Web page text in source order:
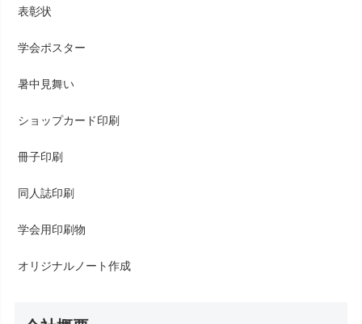
表彰状
学会ポスター
暑中見舞い
ショップカード印刷
冊子印刷
同人誌印刷
学会用印刷物
オリジナルノート作成